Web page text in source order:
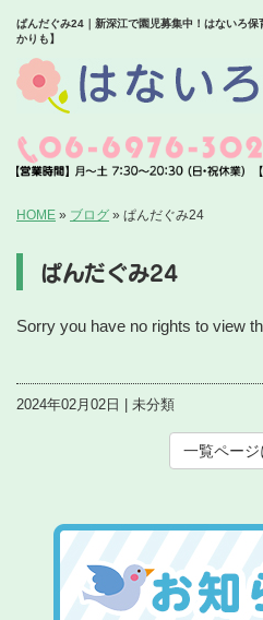
ぱんだぐみ24｜新深江で園児募集中！はないろ保
かりも】
HOME » ブログ » ぱんだぐみ24
ぱんだぐみ24
Sorry you have no rights to view
2024年02月02日 | 未分類
一覧ページ